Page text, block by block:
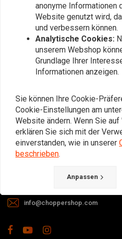
Bei
Gotenburgweg 46a, 9723 TM
info@choppershop.com
anonyme Informationen
Website genutzt wird,
und verbessern können.
Analytische Cookies:
unserem Webshop
Grundlage Ihrer
Informationen anzeigen.
Sie können Ihre Cookie-
Cookie-Einstellungen am
Website ändern. Wenn Sie
erklären Sie sich mit der
einverstanden, wie in unserer
beschrieben.
Anpassen